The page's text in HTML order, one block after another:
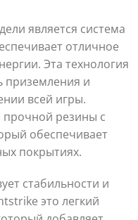
является система
отличное
Эта технология
приземления и
всей игры.
резины с
обеспечивает
покрытиях.
стабильности и
это легкий